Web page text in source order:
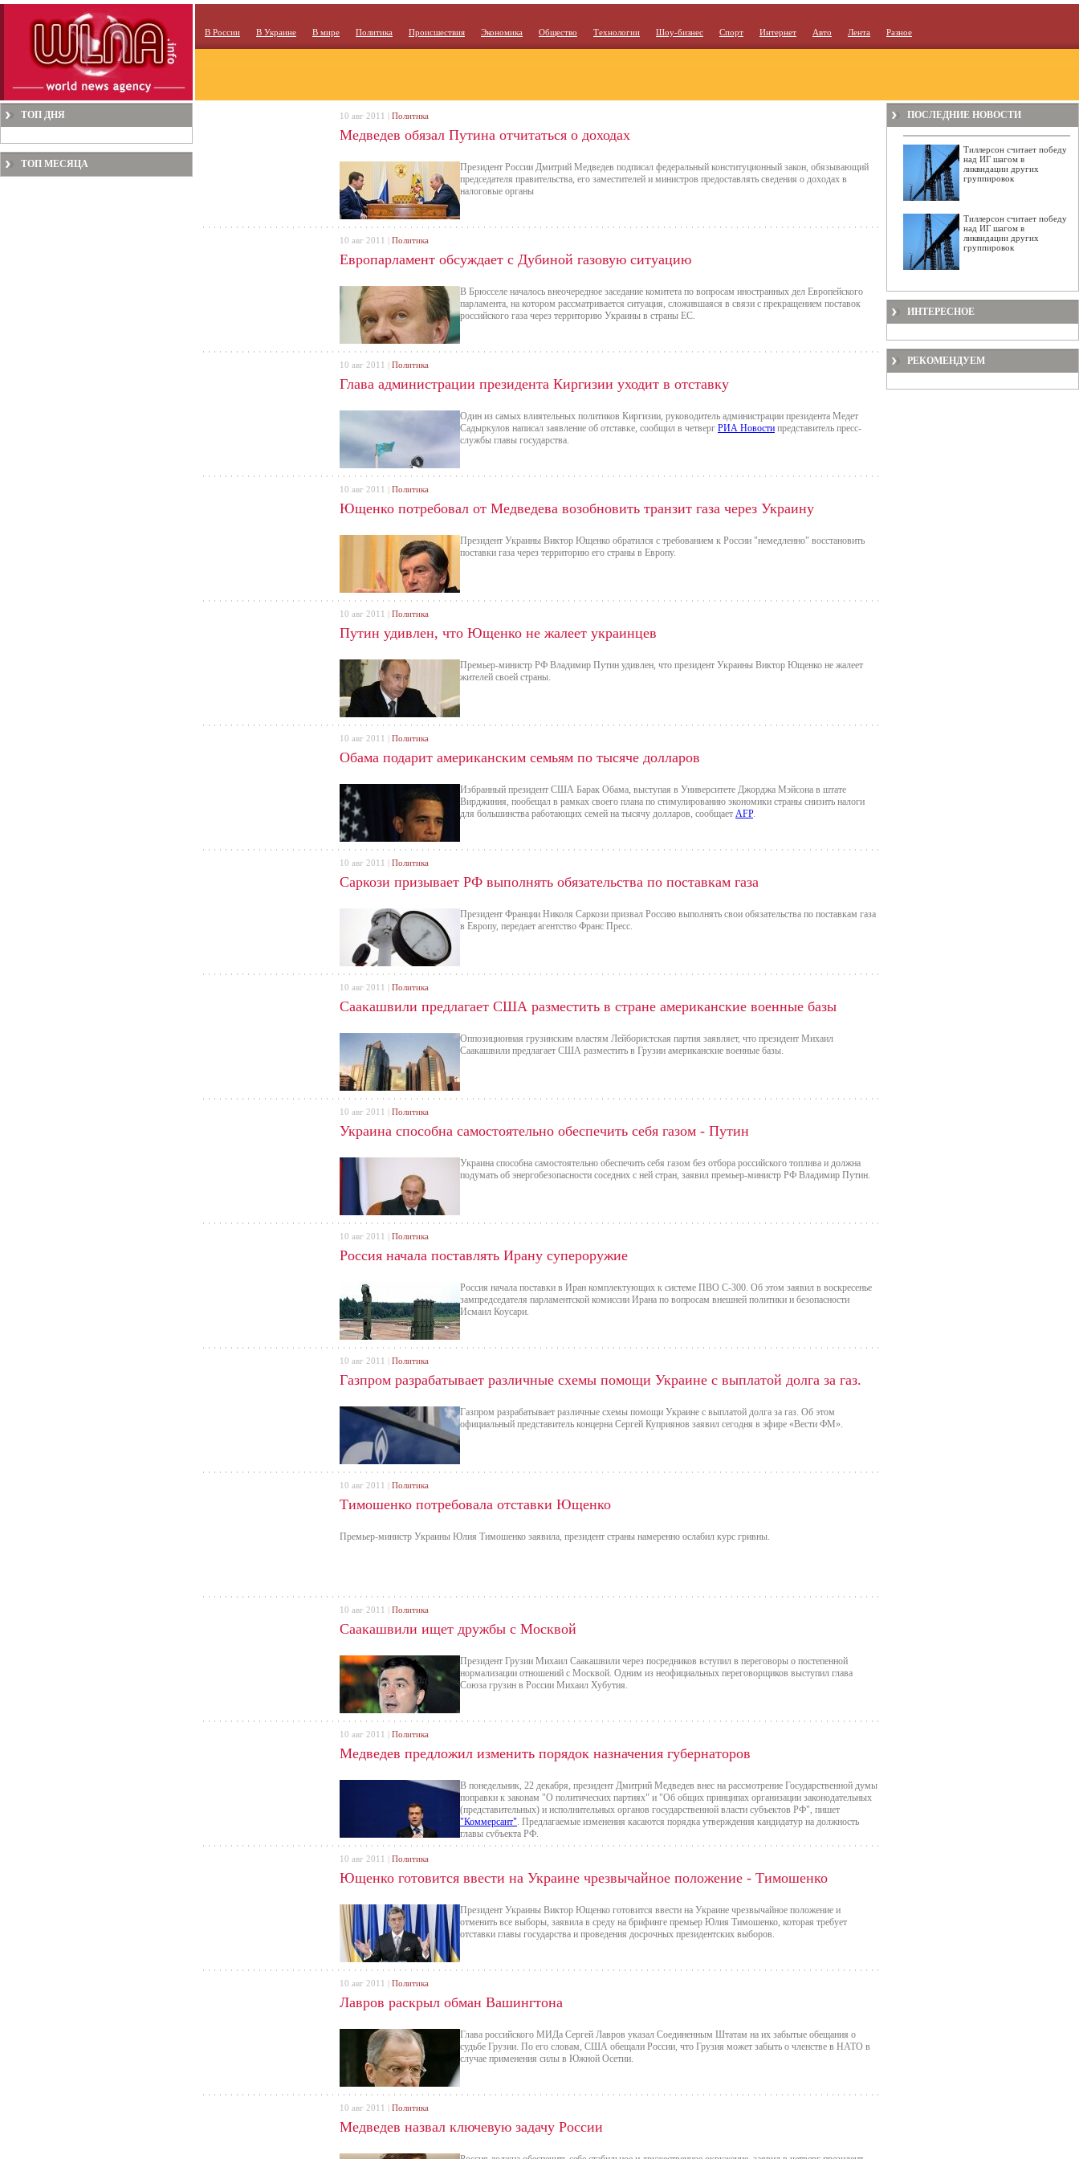
В России В Украине В мире Политика Происшествия Экономика Общество Технологии Шоу-бизнес Спорт Интернет Авто Лента Разное
ТОП ДНЯ
ТОП МЕСЯЦА
Медведев обязал Путина отчитаться о доходах
Президент России Дмитрий Медведев подписал федеральный конституционный закон, обязывающий
председателя правительства, его заместителей и министров предоставлять сведения о доходах в
налоговые органы
10 авг 2011 | Политика
Европарламент обсуждает с Дубиной газовую ситуацию
В Брюсселе началось внеочередное заседание комитета по вопросам иностранных дел Европейского
парламента, на котором рассматривается ситуация, сложившаяся в связи с прекращением поставок
российского газа через территорию Украины в страны ЕС.
10 авг 2011 | Политика
Глава администрации президента Киргизии уходит в отставку
Один из самых влиятельных политиков Киргизии, руководитель администрации президента Медет
Садыркулов написал заявление об отставке, сообщил в четверг РИА Новости представитель пресс-
службы главы государства.
10 авг 2011 | Политика
Ющенко потребовал от Медведева возобновить транзит газа через Украину
Президент Украины Виктор Ющенко обратился с требованием к России "немедленно" восстановить
поставки газа через территорию его страны в Европу.
10 авг 2011 | Политика
Путин удивлен, что Ющенко не жалеет украинцев
Премьер-министр РФ Владимир Путин удивлен, что президент Украины Виктор Ющенко не жалеет
жителей своей страны.
10 авг 2011 | Политика
Обама подарит американским семьям по тысяче долларов
Избранный президент США Барак Обама, выступая в Университете Джорджа Мэйсона в штате
Вирджиния, пообещал в рамках своего плана по стимулированию экономики страны снизить налоги
для большинства работающих семей на тысячу долларов, сообщает AFP.
10 авг 2011 | Политика
Саркози призывает РФ выполнять обязательства по поставкам газа
Президент Франции Николя Саркози призвал Россию выполнять свои обязательства по поставкам газа
в Европу, передает агентство Франс Пресс.
10 авг 2011 | Политика
Саакашвили предлагает США разместить в стране американские военные базы
Оппозиционная грузинским властям Лейбористская партия заявляет, что президент Михаил
Саакашвили предлагает США разместить в Грузии американские военные базы.
10 авг 2011 | Политика
Украина способна самостоятельно обеспечить себя газом - Путин
Украина способна самостоятельно обеспечить себя газом без отбора российского топлива и должна
подумать об энергобезопасности соседних с ней стран, заявил премьер-министр РФ Владимир Путин.
10 авг 2011 | Политика
Россия начала поставлять Ирану супероружие
Россия начала поставки в Иран комплектующих к системе ПВО С-300. Об этом заявил в воскресенье
зампредседателя парламентской комиссии Ирана по вопросам внешней политики и безопасности
Исмаил Коусари.
10 авг 2011 | Политика
Газпром разрабатывает различные схемы помощи Украине с выплатой долга за газ.
Газпром разрабатывает различные схемы помощи Украине с выплатой долга за газ. Об этом
официальный представитель концерна Сергей Куприянов заявил сегодня в эфире «Вести ФМ».
10 авг 2011 | Политика
Тимошенко потребовала отставки Ющенко
Премьер-министр Украины Юлия Тимошенко заявила, президент страны намеренно ослабил курс гривны.
10 авг 2011 | Политика
Саакашвили ищет дружбы с Москвой
Президент Грузии Михаил Саакашвили через посредников вступил в переговоры о постепенной
нормализации отношений с Москвой. Одним из неофициальных переговорщиков выступил глава
Союза грузин в России Михаил Хубутия.
10 авг 2011 | Политика
Медведев предложил изменить порядок назначения губернаторов
В понедельник, 22 декабря, президент Дмитрий Медведев внес на рассмотрение Государственной думы
поправки к законам "О политических партиях" и "Об общих принципах организации законодательных
(представительных) и исполнительных органов государственной власти субъектов РФ", пишет
"Коммерсант". Предлагаемые изменения касаются порядка утверждения кандидатур на должность
главы субъекта РФ.
10 авг 2011 | Политика
Ющенко готовится ввести на Украине чрезвычайное положение - Тимошенко
Президент Украины Виктор Ющенко готовится ввести на Украине чрезвычайное положение и
отменить все выборы, заявила в среду на брифинге премьер Юлия Тимошенко, которая требует
отставки главы государства и проведения досрочных президентских выборов.
10 авг 2011 | Политика
Лавров раскрыл обман Вашингтона
Глава российского МИДа Сергей Лавров указал Соединенным Штатам на их забытые обещания о
судьбе Грузии. По его словам, США обещали России, что Грузия может забыть о членстве в НАТО в
случае применения силы в Южной Осетии.
10 авг 2011 | Политика
Медведев назвал ключевую задачу России
10 авг 2011 | Политика
ПОСЛЕДНИЕ НОВОСТИ
Тиллерсон считает победу
над ИГ шагом в
ликвидации других
группировок
Тиллерсон считает победу
над ИГ шагом в
ликвидации других
группировок
ИНТЕРЕСНОЕ
РЕКОМЕНДУЕМ